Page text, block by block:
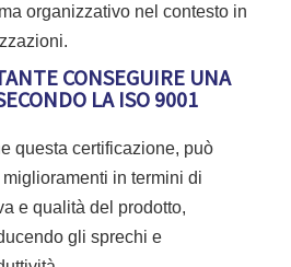
organizzativo nel contesto in
CONSEGUIRE UNA
LA ISO 9001
questa certificazione, può
in termini di
e qualità del prodotto,
gli sprechi e